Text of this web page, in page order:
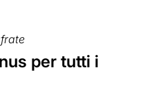
per tutti i